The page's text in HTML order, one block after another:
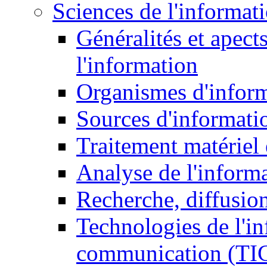
Sciences de
Généralités et
l'information
Organismes
Sources
Traitement matériel
Analyse de
Recherche,
Technologies de
communication